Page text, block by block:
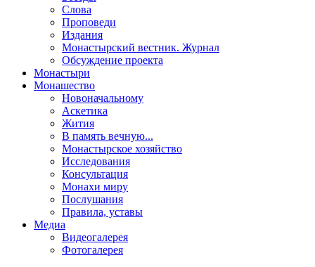
Слова
Проповеди
Издания
Монастырский вестник. Журнал
Обсуждение проекта
Монастыри
Монашество
Новоначальному
Аскетика
Жития
В память вечную...
Монастырское хозяйство
Исследования
Консультация
Монахи миру
Послушания
Правила, уставы
Медиа
Видеогалерея
Фотогалерея